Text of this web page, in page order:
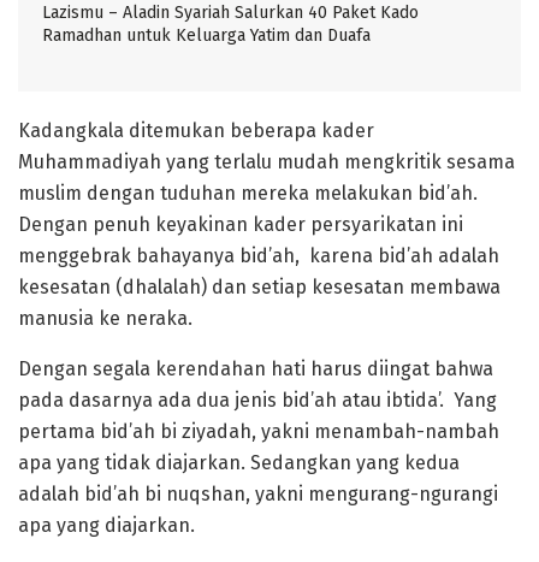
Lazismu – Aladin Syariah Salurkan 40 Paket Kado
Ramadhan untuk Keluarga Yatim dan Duafa
Kadangkala ditemukan beberapa kader
Muhammadiyah yang terlalu mudah mengkritik sesama
muslim dengan tuduhan mereka melakukan bid’ah.
Dengan penuh keyakinan kader persyarikatan ini
menggebrak bahayanya bid’ah, karena bid’ah adalah
kesesatan (dhalalah) dan setiap kesesatan membawa
manusia ke neraka.
Dengan segala kerendahan hati harus diingat bahwa
pada dasarnya ada dua jenis bid’ah atau ibtida’. Yang
pertama bid’ah bi ziyadah, yakni menambah-nambah
apa yang tidak diajarkan. Sedangkan yang kedua
adalah bid’ah bi nuqshan, yakni mengurang-ngurangi
apa yang diajarkan.